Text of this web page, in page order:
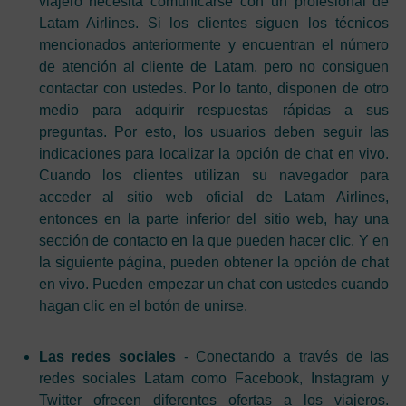
Latam Airlines. Si los clientes siguen los técnicos
mencionados anteriormente y encuentran el número
de atención al cliente de Latam, pero no consiguen
contactar con ustedes. Por lo tanto, disponen de otro
medio para adquirir respuestas rápidas a sus
preguntas. Por esto, los usuarios deben seguir las
indicaciones para localizar la opción de chat en vivo.
Cuando los clientes utilizan su navegador para
acceder al sitio web oficial de Latam Airlines,
entonces en la parte inferior del sitio web, hay una
sección de contacto en la que pueden hacer clic. Y en
la siguiente página, pueden obtener la opción de chat
en vivo. Pueden empezar un chat con ustedes cuando
hagan clic en el botón de unirse.
Las redes sociales - Conectando a través de las
redes sociales Latam como Facebook, Instagram y
Twitter ofrecen diferentes ofertas a los viajeros.